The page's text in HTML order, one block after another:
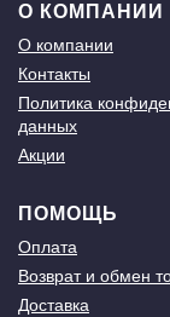
О КОМПАНИИ
О компании
Контакты
Политика
данных
Акции
ПОМОЩЬ
Оплата
Возврат и обмен
Доставка